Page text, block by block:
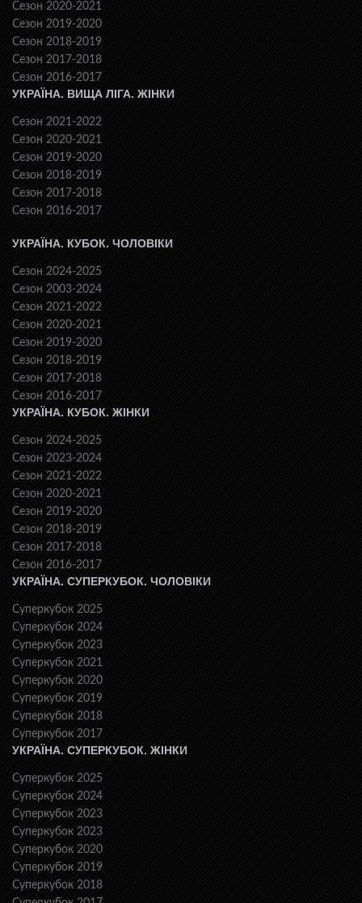
Сезон 2020-2021
Сезон 2019-2020
Сезон 2018-2019
Сезон 2017-2018
Сезон 2016-2017
УКРАЇНА. ВИЩА ЛІГА. ЖІНКИ
Сезон 2021-2022
Сезон 2020-2021
Сезон 2019-2020
Сезон 2018-2019
Сезон 2017-2018
Сезон 2016-2017
УКРАЇНА. КУБОК. ЧОЛОВІКИ
Сезон 2024-2025
Сезон 2003-2024
Сезон 2021-2022
Сезон 2020-2021
Сезон 2019-2020
Сезон 2018-2019
Сезон 2017-2018
Сезон 2016-2017
УКРАЇНА. КУБОК. ЖІНКИ
Сезон 2024-2025
Сезон 2023-2024
Сезон 2021-2022
Сезон 2020-2021
Сезон 2019-2020
Сезон 2018-2019
Сезон 2017-2018
Сезон 2016-2017
УКРАЇНА. СУПЕРКУБОК. ЧОЛОВІКИ
Суперкубок 2025
Суперкубок 2024
Суперкубок 2023
Суперкубок 2021
Суперкубок 2020
Суперкубок 2019
Суперкубок 2018
Суперкубок 2017
УКРАЇНА. СУПЕРКУБОК. ЖІНКИ
Суперкубок 2025
Суперкубок 2024
Суперкубок 2023
Суперкубок 2023
Суперкубок 2020
Суперкубок 2019
Суперкубок 2018